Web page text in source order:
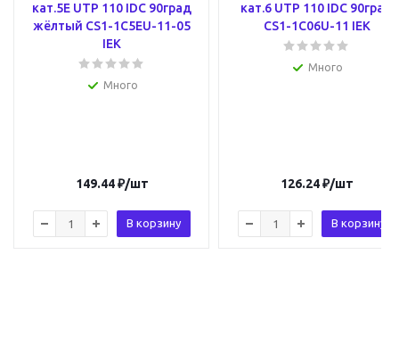
кат.5E UTP 110 IDC 90град
жёлтый CS1-1C5EU-11-05
IEK
Много
149.44₽/шт
В корзину
кат.6 UTP 110 IDC 90град
CS1-1C06U-11 IEK
Много
126.24₽/шт
В корзину